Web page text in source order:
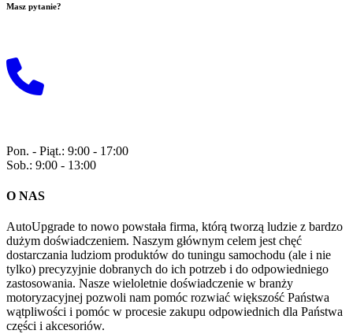
Masz pytanie?
Pon. - Piąt.: 9:00 - 17:00
Sob.: 9:00 - 13:00
O NAS
AutoUpgrade to nowo powstała firma, którą tworzą ludzie z bardzo
dużym doświadczeniem. Naszym głównym celem jest chęć
dostarczania ludziom produktów do tuningu samochodu (ale i nie
tylko) precyzyjnie dobranych do ich potrzeb i do odpowiedniego
zastosowania. Nasze wieloletnie doświadczenie w branży
motoryzacyjnej pozwoli nam pomóc rozwiać większość Państwa
wątpliwości i pomóc w procesie zakupu odpowiednich dla Państwa
części i akcesoriów.